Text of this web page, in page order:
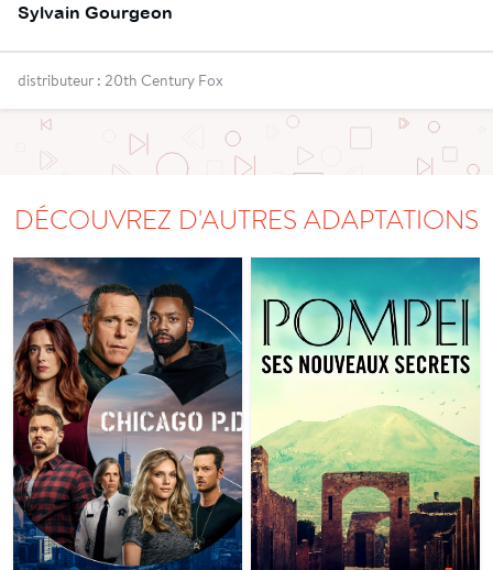
Sylvain Gourgeon
distributeur : 20th Century Fox
DÉCOUVREZ D'AUTRES ADAPTATIONS